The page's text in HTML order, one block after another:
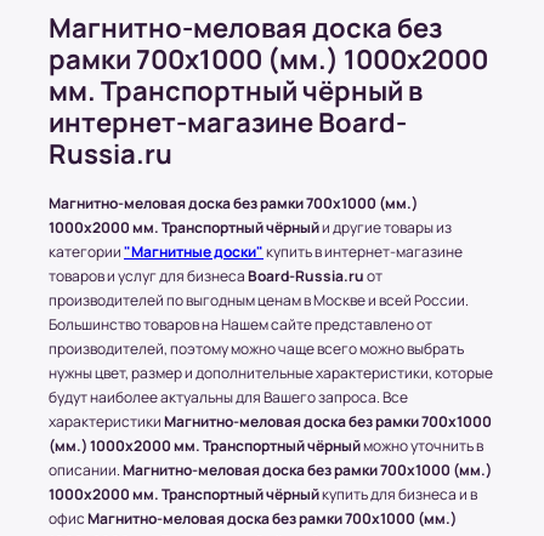
товаров в этом случае должно быть больше
5;
Стоимость доставки может быть изменена в
зависимости от условий или пожеланий
клиентов. Это решение принимается
менеджером магазина.
Доставка по Московской области
Стоимость доставки составляет 700-1500
рублей в зависимости от месторасположения
конечного пункта.
* За расчетом точной стоимости доставки
обращайтесь к менеджеру по телефону: +7 (977)
790 85-84 (Даниил)
Транспортные Компании (ТК). Доставка в
соседние регионы и города России.
Магнитно-меловая доска без
рамки 700х1000 (мм.) 1000x2000
мм. Транспортный чёрный в
интернет-магазине Board-
Russia.ru
Магнитно-меловая доска без рамки 700х1000 (мм.)
1000x2000 мм. Транспортный чёрныйи другие товары из
категории"Магнитные доски"купить в интернет-магазине
товаров и услуг для бизнесаBoard-Russia.ruот
производителей по выгодным ценам в Москве и всей России.
Большинство товаров на Нашем сайте представлено от
производителей, поэтому можно чаще всего можно выбрать
нужны цвет, размер и дополнительные характеристики, которые
будут наиболее актуальны для Вашего запроса. Все
характеристикиМагнитно-меловая доска без рамки 700х1000
(мм.) 1000x2000 мм. Транспортный чёрныйможно уточнить в
описании.Магнитно-меловая доска без рамки 700х1000 (мм.)
1000x2000 мм. Транспортный чёрныйкупить для бизнеса и в
офисМагнитно-меловая доска без рамки 700х1000 (мм.)